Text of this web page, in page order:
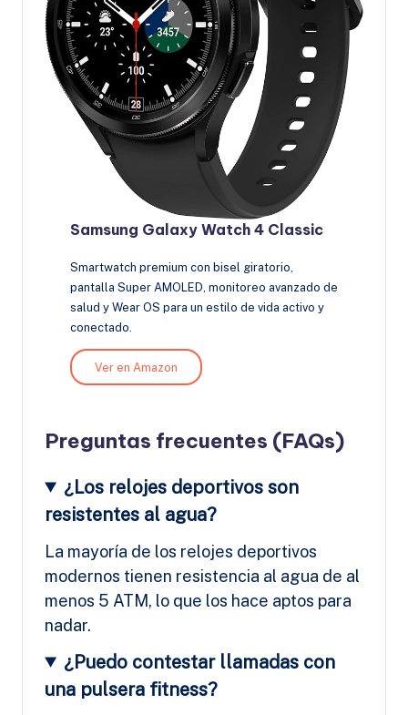
Samsung Galaxy Watch 4 Classic
Smartwatch premium con bisel giratorio,
pantalla Super AMOLED, monitoreo avanzado de
salud y Wear OS para un estilo de vida activo y
conectado.
Ver en Amazon
Preguntas frecuentes (FAQs)
¿Los relojes deportivos son
resistentes al agua?
La mayoría de los relojes deportivos
modernos tienen resistencia al agua de al
menos 5 ATM, lo que los hace aptos para
nadar.
¿Puedo contestar llamadas con
una pulsera fitness?